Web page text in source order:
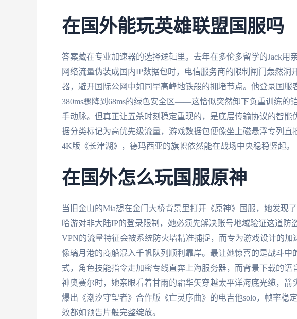
在国外能玩英雄联盟国服吗
答案藏在专业加速器的选择逻辑里。去年在多伦多留学的Jack用
网络流量伪装成国内IP数据包时，电信服务商的限制闸门轰然洞
器，避开国际公网中如同早高峰地铁般的拥堵节点。他登录国服
380ms骤降到68ms的绿色安全区——这恰似突然卸下负重训练的
手动脉。但真正让五杀时刻稳定重现的，是底层传输协议的智
据分类标记为高优先级流量，游戏数据包便像坐上磁悬浮专列直
4K版《长津湖》，德玛西亚的旗帜依然能在战场中央稳稳竖起。
在国外怎么玩国服原神
当旧金山的Mia想在金门大桥背景里打开《原神》国服，她发现
哈游对非大陆IP的登录限制，她必须先解决账号地域验证这道防
VPN的流量特征会被系统防火墙精准捕捉，而专为游戏设计的
像璃月港的商船混入千帆队列顺利靠岸。最让她惊喜的是战斗
式，角色技能指令走加密专线直奔上海服务器，而背景下载的
神奥赛尔时，她亲眼看着甘雨的霜华矢穿越太平洋海底光缆，箭
爆出《潮汐守望者》合作版《亡灵序曲》的电吉他solo，帧率稳
效都如预告片般完整绽放。